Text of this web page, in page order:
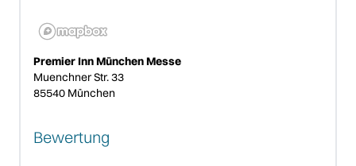
Premier Inn München Messe
Muenchner Str. 33
85540 München
Bewertung